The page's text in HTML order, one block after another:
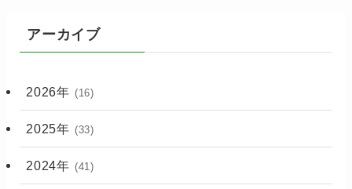
アーカイブ
2026年 (16)
2025年 (33)
2024年 (41)